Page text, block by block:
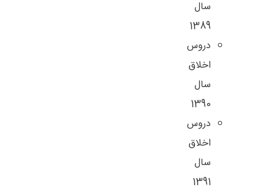
سال
1389
دروس
اخلاق
سال
1390
دروس
اخلاق
سال
1391